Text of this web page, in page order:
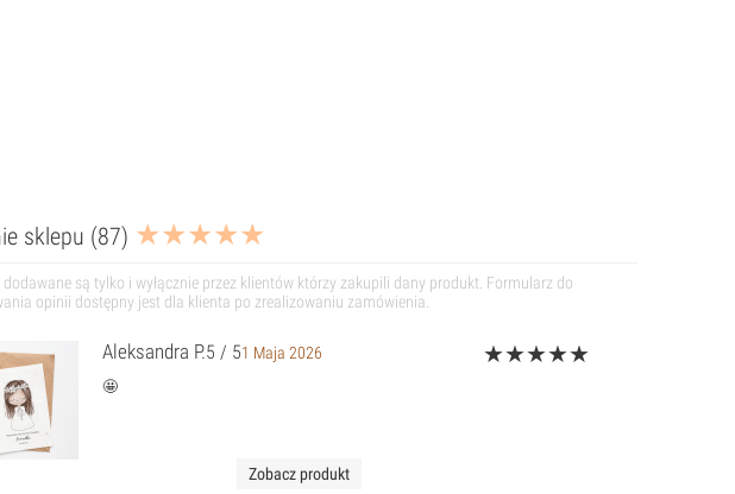
sklepu (87)
dodawane są tylko i wyłącznie przez klientów którzy zakupili dany produkt. Formularz do
opinii dostępny jest dla klienta po zrealizowaniu zamówienia.
Oceniony 5 na 5.
Aleksandra P.5 / 51 Maja 2026
🤩
Zobacz produkt